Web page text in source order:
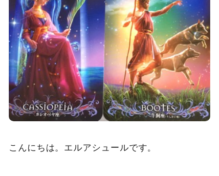
こんにちは。エルアシュールです。